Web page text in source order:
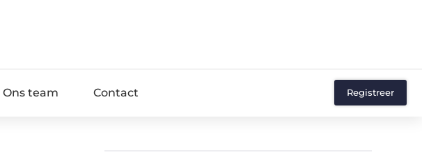
Ons team Contact Registreer